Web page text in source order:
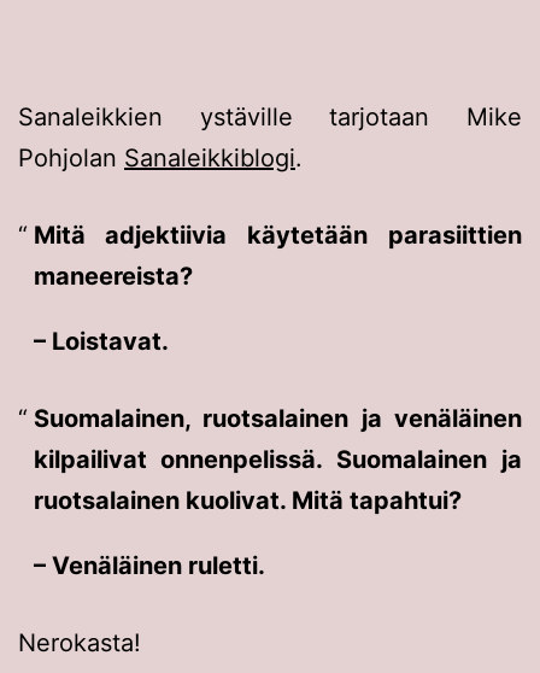
Sanaleikkien ystäville tarjotaan Mike
Pohjolan Sanaleikkiblogi.
Mitä adjektiivia käytetään parasiittien
maneereista?
– Loistavat.
Suomalainen, ruotsalainen ja venäläinen
kilpailivat onnenpelissä. Suomalainen ja
ruotsalainen kuolivat. Mitä tapahtui?
– Venäläinen ruletti.
Nerokasta!